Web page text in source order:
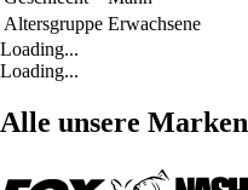
Altersgruppe Erwachsene
Loading...
Loading...
Alle unsere Marken